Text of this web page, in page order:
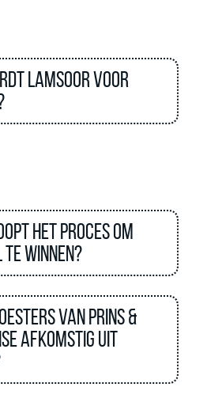
lamsoor voor
het proces om
winnen?
van Prins &
afkomstig uit